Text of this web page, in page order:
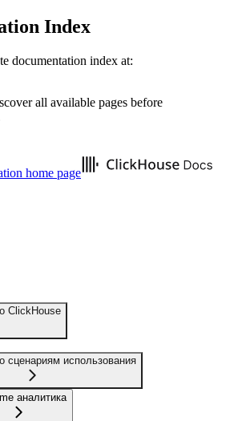
Index
documentation index at:
all available pages before
home page
ClickHouse
сценариям использования
аналитика